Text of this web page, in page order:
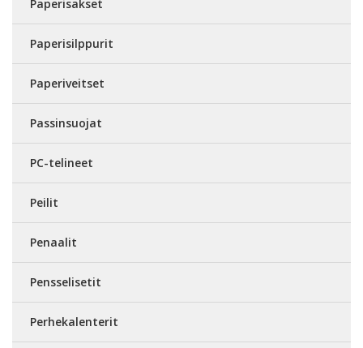
Paperisakset
Paperisilppurit
Paperiveitset
Passinsuojat
PC-telineet
Peilit
Penaalit
Pensselisetit
Perhekalenterit